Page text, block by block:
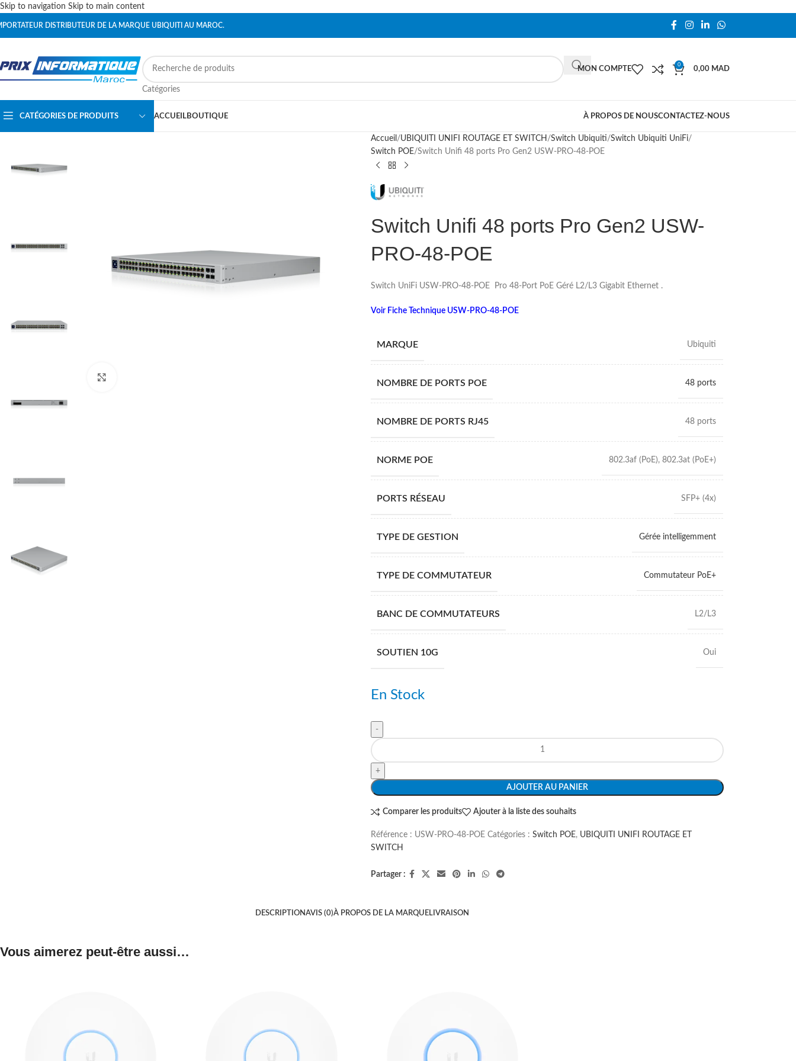
Skip to navigation Skip to main content
DISTRIBUTEUR DE LA MARQUE UBIQUITI AU MAROC.
Catégories
MON COMPTE
0
0,00 MAD
CATÉGORIES DE PRODUITS ACCUEILBOUTIQUE À PROPOS DE NOUSCONTACTEZ-NOUS
Accueil UBIQUITI UNIFI ROUTAGE ET SWITCH Switch Ubiquiti Switch Ubiquiti UniFi
Switch POE Switch Unifi 48 ports Pro Gen2 USW-PRO-48-POE
Switch Unifi 48 ports Pro Gen2 USW-
PRO-48-POE
Switch UniFi USW-PRO-48-POE Pro 48-Port PoE Géré L2/L3 Gigabit Ethernet .
Voir Fiche Technique USW-PRO-48-POE
MARQUE Ubiquiti
NOMBRE DE PORTS POE 48 ports
NOMBRE DE PORTS RJ45 48 ports
NORME POE 802.3af (PoE), 802.3at (PoE+)
PORTS RÉSEAU SFP+ (4x)
TYPE DE GESTION Gérée intelligemment
TYPE DE COMMUTATEUR Commutateur PoE+
BANC DE COMMUTATEURS L2/L3
SOUTIEN 10G Oui
En Stock
AJOUTER AU PANIER
Comparer les produits Ajouter à la liste des souhaits
Référence : USW-PRO-48-POE Catégories : Switch POE, UBIQUITI UNIFI ROUTAGE ET
SWITCH
Partager :
DESCRIPTIONAVIS (0)À PROPOS DE LA MARQUE LIVRAISON
Vous aimerez peut-être aussi…